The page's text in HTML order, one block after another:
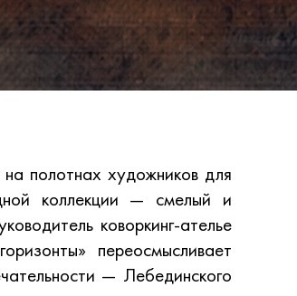
полотнах художников для
коллекции — смелый и
коворкинг-ателье
переосмысливает
— Лебединского